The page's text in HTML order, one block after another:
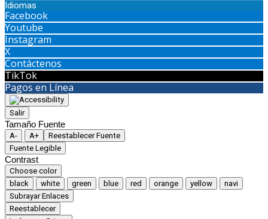
Idiomas
Facebook
Youtube
Instagram
X
Contáctenos
TikTok
Pagos en Línea
Salir
Tamaño Fuente
A- A+
Reestablecer Fuente
Fuente Legible
Contrast
Choose color
black
white green blue red orange yellow
navi
Subrayar Enlaces
Reestablecer